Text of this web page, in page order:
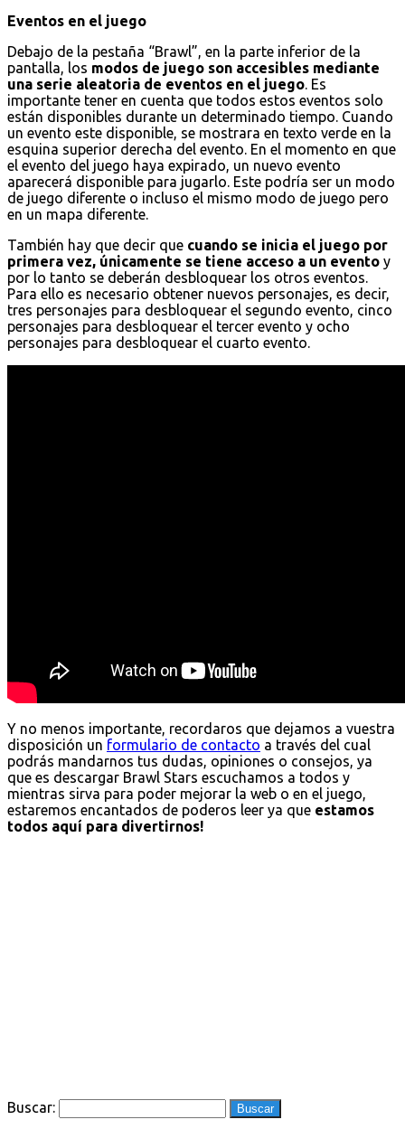
Eventos en el juego
Debajo de la pestaña “Brawl”, en la parte inferior de la
pantalla, los modos de juego son accesibles mediante
una serie aleatoria de eventos en el juego. Es
importante tener en cuenta que todos estos eventos solo
están disponibles durante un determinado tiempo. Cuando
un evento este disponible, se mostrara en texto verde en la
esquina superior derecha del evento. En el momento en que
el evento del juego haya expirado, un nuevo evento
aparecerá disponible para jugarlo. Este podría ser un modo
de juego diferente o incluso el mismo modo de juego pero
en un mapa diferente.
También hay que decir que cuando se inicia el juego por
primera vez, únicamente se tiene acceso a un evento y
por lo tanto se deberán desbloquear los otros eventos.
Para ello es necesario obtener nuevos personajes, es decir,
tres personajes para desbloquear el segundo evento, cinco
personajes para desbloquear el tercer evento y ocho
personajes para desbloquear el cuarto evento.
Y no menos importante, recordaros que dejamos a vuestra
disposición un formulario de contacto a través del cual
podrás mandarnos tus dudas, opiniones o consejos, ya
que es descargar Brawl Stars escuchamos a todos y
mientras sirva para poder mejorar la web o en el juego,
estaremos encantados de poderos leer ya que estamos
todos aquí para divertirnos!
Buscar: